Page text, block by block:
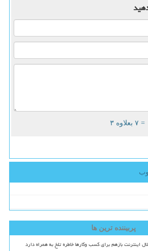
= ۷ بعلاوه ۳
وب
پربیننده ترین ها
اینترنت بازهم برای کسب وکارها خاطره تلخ به همراه دارد